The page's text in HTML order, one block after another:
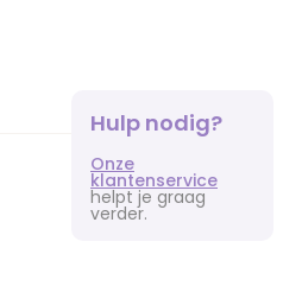
Hulp nodig?
Onze
klantenservice
helpt je graag
verder.